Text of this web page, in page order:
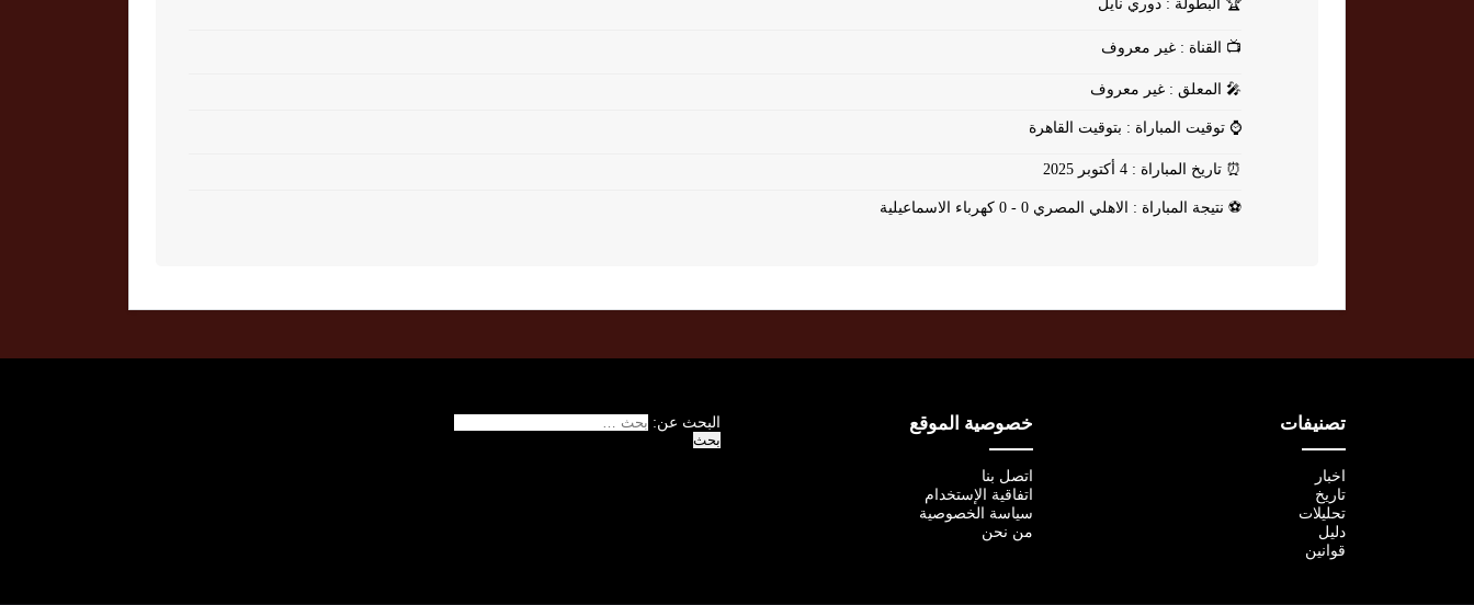
🏆 البطولة : دوري نايل
📺 القناة : غير معروف
🎤 المعلق : غير معروف
⌚ توقيت المباراة : بتوقيت القاهرة
⏰ تاريخ المباراة : 4 أكتوبر 2025
⚽ نتيجة المباراة : الاهلي المصري 0 - 0 كهرباء الاسماعيلية
تصنيفات
اخبار
تاريخ
تحليلات
دليل
قوانين
خصوصية الموقع
اتصل بنا
اتفاقية الإستخدام
سياسة الخصوصية
من نحن
البحث عن: